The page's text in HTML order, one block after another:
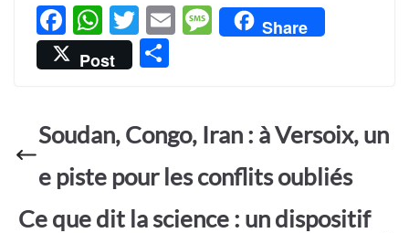
F
ac
e
o
o
k
W
h
at
A
p
p
T
w
itt
E
M
es
e
Share
Post
g
er
Soudan, Congo, Iran : à Versoix, un
e piste pour les conflits oubliés
Ce que dit la science : un dispositif